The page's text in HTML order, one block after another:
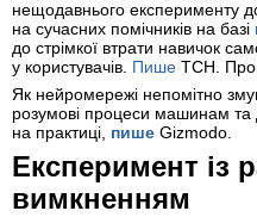
нещодавнього експерименту
на сучасних помічників на базі
до стрімкої втрати навичок
у користувачів. Пише ТСН. Про
Як нейромережі непомітно
розумові процеси машинам та
на практиці, пише Gizmodo.
Експеримент із
вимкненням